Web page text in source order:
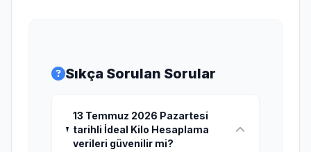
Sıkça Sorulan Sorular
13 Temmuz 2026 Pazartesi
tarihli İdeal Kilo Hesaplama
verileri güvenilir mi?